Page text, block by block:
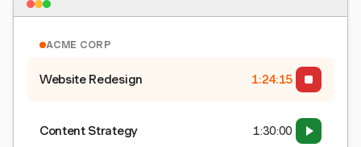
ACME CORP
Website Redesign 1:24:15
Content Strategy 1:30:00